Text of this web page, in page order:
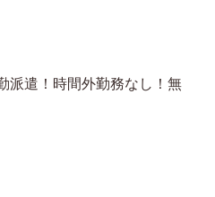
派遣！時間外勤務なし！無